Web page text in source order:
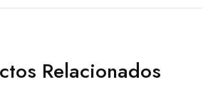
Relacionados